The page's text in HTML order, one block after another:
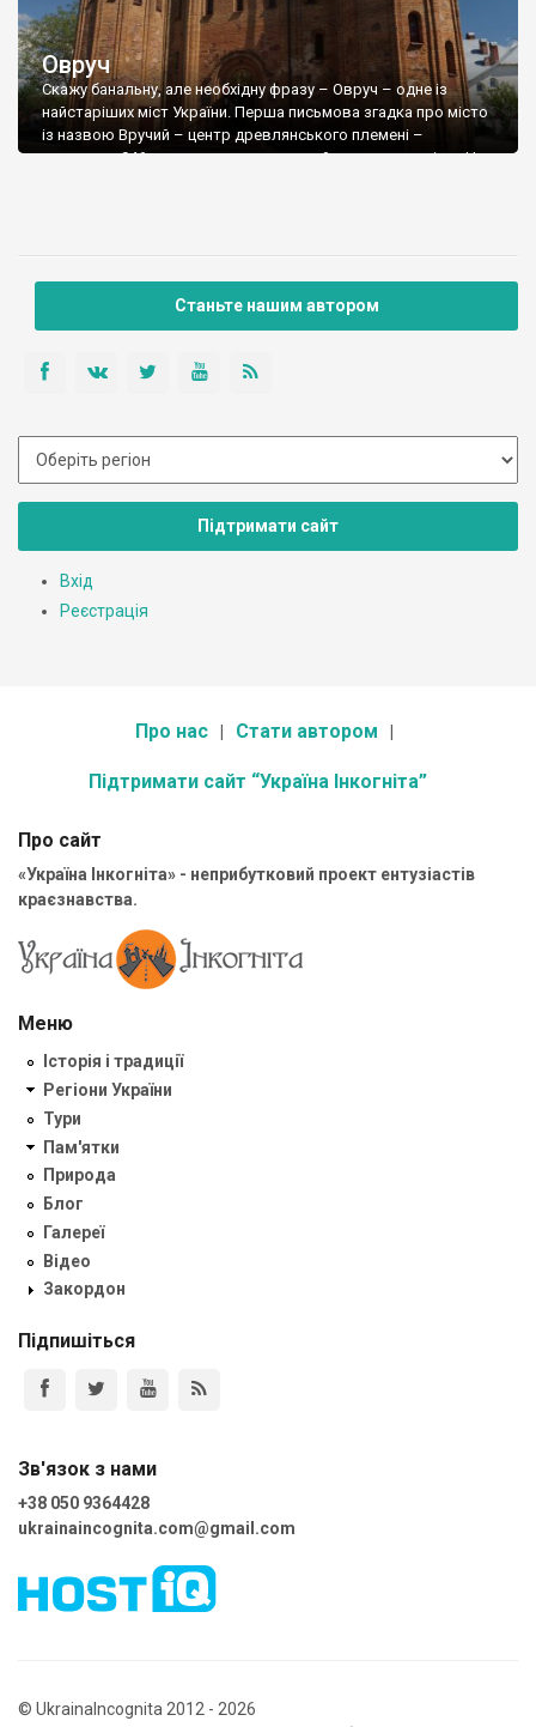
Овруч
Скажу банальну, але необхідну фразу – Овруч – одне із
найстаріших міст України. Перша письмова згадка про місто
із назвою Вручий – центр древлянського племені –
датується 946 роком, хоча заснували його точно раніше. Не
Станьте нашим автором
Підтримати сайт
Вхід
Реєстрація
Про нас Стати автором
Підтримати сайт “Україна Інкогніта”
Про сайт
«Україна Інкогніта» - неприбутковий проект ентузіастів
краєзнавства.
Меню
Історія і традиції
Регіони України
Тури
Пам'ятки
Природа
Блог
Галереї
Відео
Закордон
Підпишіться
Зв'язок з нами
+38 050 9364428
ukrainaincognita.com@gmail.com
© UkrainaIncognita 2012 - 2026